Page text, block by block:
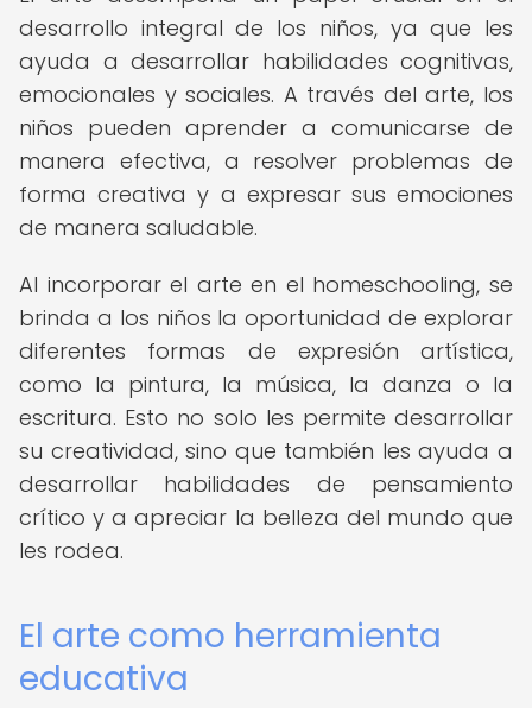
desarrollo integral de los niños, ya que les
ayuda a desarrollar habilidades cognitivas,
emocionales y sociales. A través del arte, los
niños pueden aprender a comunicarse de
manera efectiva, a resolver problemas de
forma creativa y a expresar sus emociones
de manera saludable.
Al incorporar el arte en el homeschooling, se
brinda a los niños la oportunidad de explorar
diferentes formas de expresión artística,
como la pintura, la música, la danza o la
escritura. Esto no solo les permite desarrollar
su creatividad, sino que también les ayuda a
desarrollar habilidades de pensamiento
crítico y a apreciar la belleza del mundo que
les rodea.
El arte como herramienta
educativa